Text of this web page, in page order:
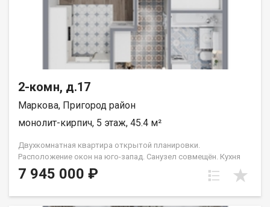
2-комн, д.17
Маркова, Пригород район
монолит-кирпич, 5 этаж, 45.4 м²
Двухкомнатная квартира открытой планировки.
Расположение окон на юго-запад. Санузел совмещён. Кухня
выделена в нишу. Идеальное решение для первого жилья или
в качестве инвестиций. Группа строительных компаний
7 945 000 ₽